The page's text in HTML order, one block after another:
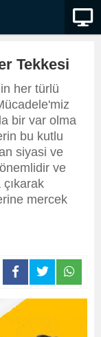
Tekkesi
her türlü
bir var olma
bu kutlu
siyasi ve
ve
çıkarak
mercek